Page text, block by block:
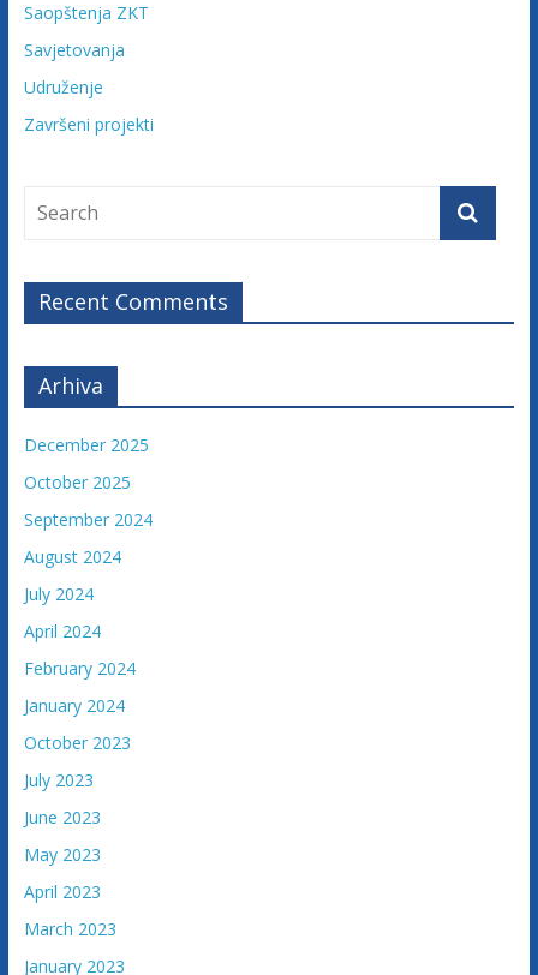
Saopštenja ZKT
Savjetovanja
Udruženje
Završeni projekti
Recent Comments
Arhiva
December 2025
October 2025
September 2024
August 2024
July 2024
April 2024
February 2024
January 2024
October 2023
July 2023
June 2023
May 2023
April 2023
March 2023
January 2023